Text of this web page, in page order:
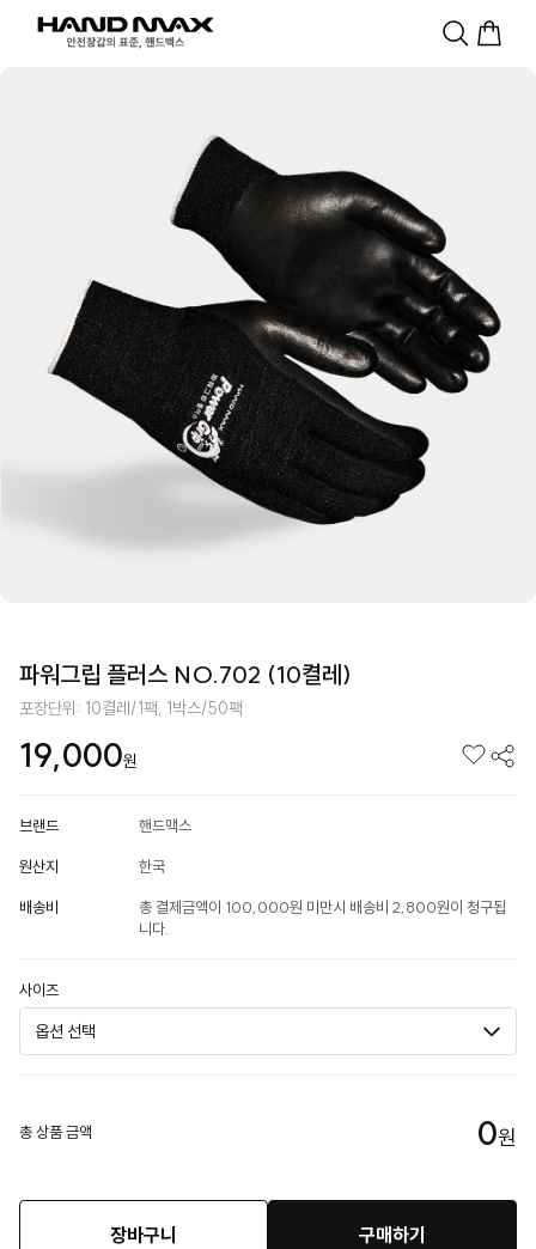
파워그립 플러스 NO.702 (10켤레)
포장단위: 10켤레/1팩, 1박스/50팩
19,000원
브랜드 핸드맥스
원산지 한국
배송비
총 결제금액이 100,000원 미만시 배송비 2,800원이 청구됩
니다.
사이즈
총 상품 금액 0원
장바구니 구매하기